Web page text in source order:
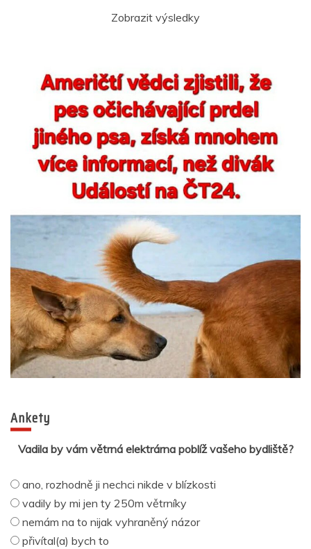
Zobrazit výsledky
Ankety
Vadila by vám větrná elektrárna poblíž vašeho bydliště?
ano, rozhodně ji nechci nikde v blízkosti
vadily by mi jen ty 250m větrníky
nemám na to nijak vyhraněný názor
přivítal(a) bych to